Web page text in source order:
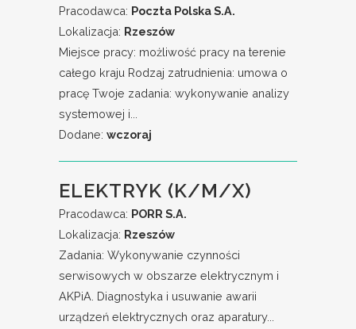
Pracodawca: Poczta Polska S.A.
Lokalizacja: Rzeszów
Miejsce pracy: możliwość pracy na terenie
całego kraju Rodzaj zatrudnienia: umowa o
pracę Twoje zadania: wykonywanie analizy
systemowej i...
Dodane: wczoraj
ELEKTRYK (K/M/X)
Pracodawca: PORR S.A.
Lokalizacja: Rzeszów
Zadania: Wykonywanie czynności
serwisowych w obszarze elektrycznym i
AKPiA. Diagnostyka i usuwanie awarii
urządzeń elektrycznych oraz aparatury...